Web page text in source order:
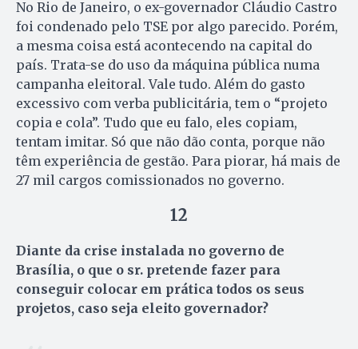
No Rio de Janeiro, o ex-governador Cláudio Castro
foi condenado pelo TSE por algo parecido. Porém,
a mesma coisa está acontecendo na capital do
país. Trata-se do uso da máquina pública numa
campanha eleitoral. Vale tudo. Além do gasto
excessivo com verba publicitária, tem o “projeto
copia e cola”. Tudo que eu falo, eles copiam,
tentam imitar. Só que não dão conta, porque não
têm experiência de gestão. Para piorar, há mais de
27 mil cargos comissionados no governo.
12
Diante da crise instalada no governo de
Brasília, o que o sr. pretende fazer para
conseguir colocar em prática todos os seus
projetos, caso seja eleito governador?